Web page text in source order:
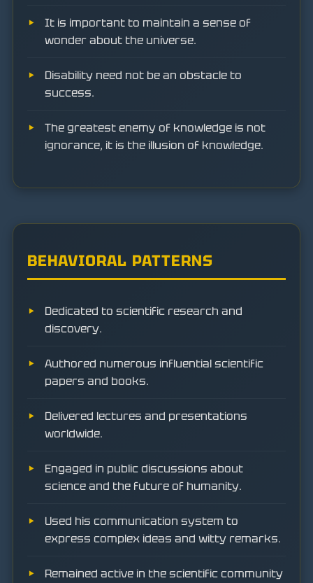
It is important to maintain a sense of
wonder about the universe.
Disability need not be an obstacle to
success.
The greatest enemy of knowledge is not
ignorance, it is the illusion of knowledge.
BEHAVIORAL PATTERNS
Dedicated to scientific research and
discovery.
Authored numerous influential scientific
papers and books.
Delivered lectures and presentations
worldwide.
Engaged in public discussions about
science and the future of humanity.
Used his communication system to
express complex ideas and witty remarks.
Remained active in the scientific community